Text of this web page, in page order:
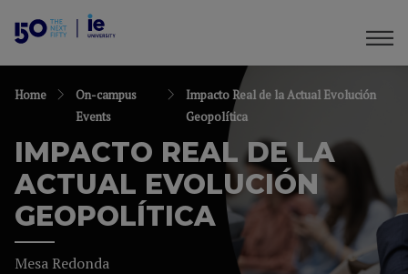
Home
On-campus
Events
Impacto Real de la Actual Evolución
Geopolítica
IMPACTO REAL DE LA
ACTUAL EVOLUCIÓN
GEOPOLÍTICA
Mesa Redonda